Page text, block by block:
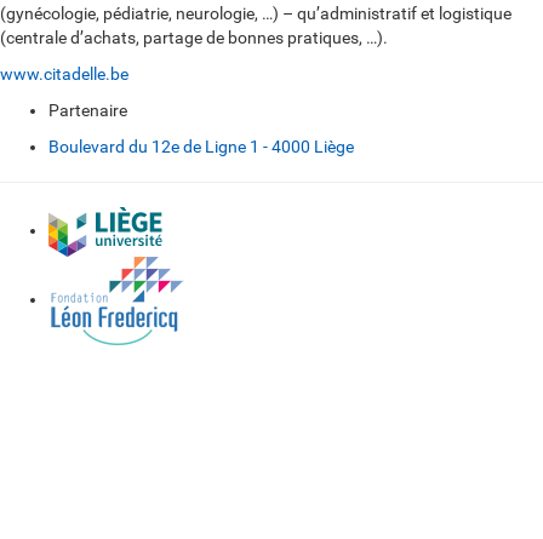
(gynécologie, pédiatrie, neurologie, …) – qu’administratif et logistique
(centrale d’achats, partage de bonnes pratiques, …).
www.citadelle.be
Partenaire
Boulevard du 12e de Ligne 1 - 4000 Liège